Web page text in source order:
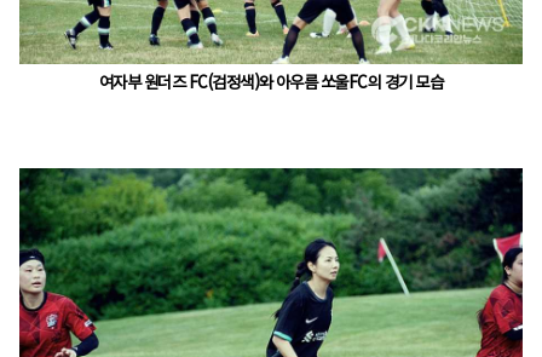
여자부 원더즈 FC(검정색)와 아우름 쏘울FC의 경기 모습